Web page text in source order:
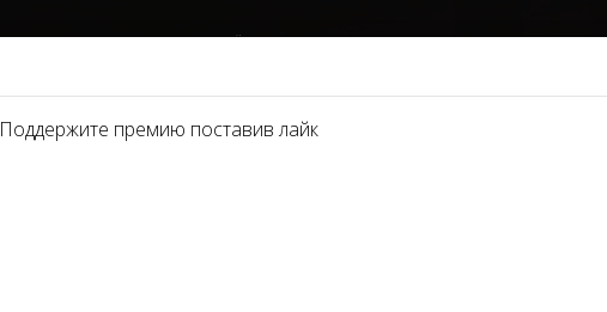
НОМИНАЦИИ ПАРТНЁРЫ 2021 О ПРЕМИИ ФОТОГАЛЕРЕЯ СМИ
Поддержите премию поставив лайк